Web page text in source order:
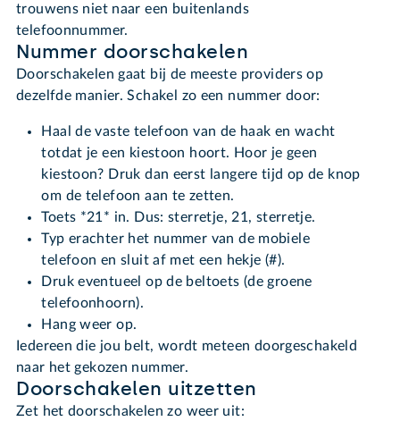
trouwens niet naar een buitenlands
telefoonnummer.
Nummer doorschakelen
Doorschakelen gaat bij de meeste providers op
dezelfde manier. Schakel zo een nummer door:
Haal de vaste telefoon van de haak en wacht
totdat je een kiestoon hoort. Hoor je geen
kiestoon? Druk dan eerst langere tijd op de knop
om de telefoon aan te zetten.
Toets *21* in. Dus: sterretje, 21, sterretje.
Typ erachter het nummer van de mobiele
telefoon en sluit af met een hekje (#).
Druk eventueel op de beltoets (de groene
telefoonhoorn).
Hang weer op.
Iedereen die jou belt, wordt meteen doorgeschakeld
naar het gekozen nummer.
Doorschakelen uitzetten
Zet het doorschakelen zo weer uit: